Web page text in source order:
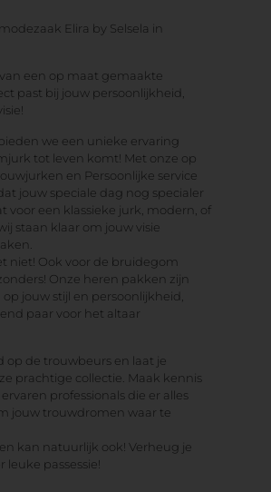
Elira by Selsela in
een op maat gemaakte
past bij jouw persoonlijkheid,
we een unieke ervaring
tot leven komt! Met onze op
en Persoonlijke service
jouw speciale dag nog specialer
voor een klassieke jurk, modern, of
staan klaar om jouw visie
niet! Ook voor de bruidegom
Onze heren pakken zijn
jouw stijl en persoonlijkheid,
paar voor het altaar
op de trouwbeurs en laat je
prachtige collectie. Maak kennis
professionals die er alles
jouw trouwdromen waar te
kan natuurlijk ook! Verheug je
leuke passessie!